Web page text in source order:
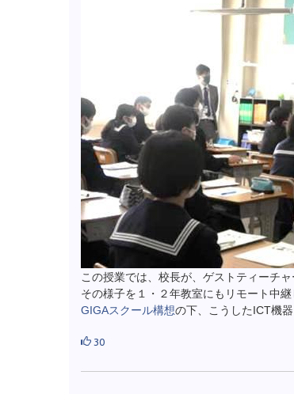
この授業では、校長が、ゲストティーチ
その様子を１・２年教室にもリモート中
GIGAスクール構想の下、こうしたICT機
30